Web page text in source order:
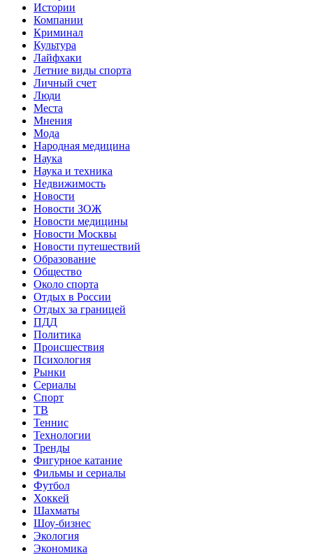
Истории
Компании
Криминал
Культура
Лайфхаки
Летние виды спорта
Личный счет
Люди
Места
Мнения
Мода
Народная медицина
Наука
Наука и техника
Недвижимость
Новости
Новости ЗОЖ
Новости медицины
Новости Москвы
Новости путешествий
Образование
Общество
Около спорта
Отдых в России
Отдых за границей
ПДД
Политика
Происшествия
Психология
Рынки
Сериалы
Спорт
ТВ
Теннис
Технологии
Тренды
Фигурное катание
Фильмы и сериалы
Футбол
Хоккей
Шахматы
Шоу-бизнес
Экология
Экономика